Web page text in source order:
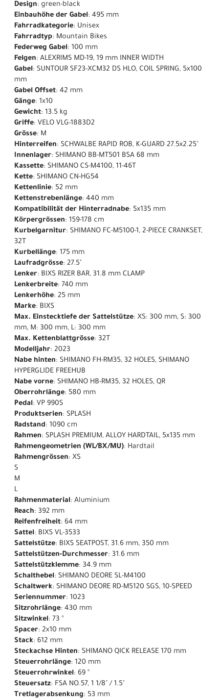
Design: green-black
Einbauhöhe der Gabel: 495 mm
Fahrradkategorie: Unisex
Fahrradtyp: Mountain Bikes
Federweg Gabel: 100 mm
Felgen: ALEXRIMS MD-19, 19 mm INNER WIDTH
Gabel: SUNTOUR SF23-XCM32 DS HLO, COIL SPRING, 5x100
mm
Gabel Offset: 42 mm
Gänge: 1x10
Gewicht: 13.5 kg
Griffe: VELO VLG-1883D2
Grösse: M
Hinterreifen: SCHWALBE RAPID ROB, K-GUARD 27.5x2.25"
Innenlager: SHIMANO BB-MT501 BSA 68 mm
Kassette: SHIMANO CS-M4100, 11-46T
Kette: SHIMANO CN-HG54
Kettenlinie: 52 mm
Kettenstrebenlänge: 440 mm
Kompatibilität der Hinterradnabe: 5x135 mm
Körpergrössen: 159-178 cm
Kurbelgarnitur: SHIMANO FC-M5100-1, 2-PIECE CRANKSET,
32T
Kurbellänge: 175 mm
Laufradgrösse: 27.5"
Lenker: BIXS RIZER BAR, 31.8 mm CLAMP
Lenkerbreite: 740 mm
Lenkerhöhe: 25 mm
Marke: BIXS
Max. Einstecktiefe der Sattelstütze: XS: 300 mm, S: 300
mm, M: 300 mm, L: 300 mm
Max. Kettenblattgrösse: 32T
Modelljahr: 2023
Nabe hinten: SHIMANO FH-RM35, 32 HOLES, SHIMANO
HYPERGLIDE FREEHUB
Nabe vorne: SHIMANO HB-RM35, 32 HOLES, QR
Oberrohrlänge: 580 mm
Pedal: VP 990S
Produktserien: SPLASH
Radstand: 1090 cm
Rahmen: SPLASH PREMIUM, ALLOY HARDTAIL, 5x135 mm
Rahmengeometrien (WL/BX/MU): Hardtail
Rahmengrössen: XS
S
M
L
Rahmenmaterial: Aluminium
Reach: 392 mm
Reifenfreiheit: 64 mm
Sattel: BIXS VL-3533
Sattelstütze: BIXS SEATPOST, 31.6 mm, 350 mm
Sattelstützen-Durchmesser: 31.6 mm
Sattelstützklemme: 34.9 mm
Schalthebel: SHIMANO DEORE SL-M4100
Schaltwerk: SHIMANO DEORE RD-M5120 SGS, 10-SPEED
Seriennummer: 1023
Sitzrohrlänge: 430 mm
Sitzwinkel: 73 °
Spacer: 2x10 mm
Stack: 612 mm
Steckachse Hinten: SHIMANO QICK RELEASE 170 mm
Steuerrohrlänge: 120 mm
Steuerrohrwinkel: 69 °
Steuersatz: FSA NO.57, 1 1/8" / 1.5"
Tretlagerabsenkung: 53 mm